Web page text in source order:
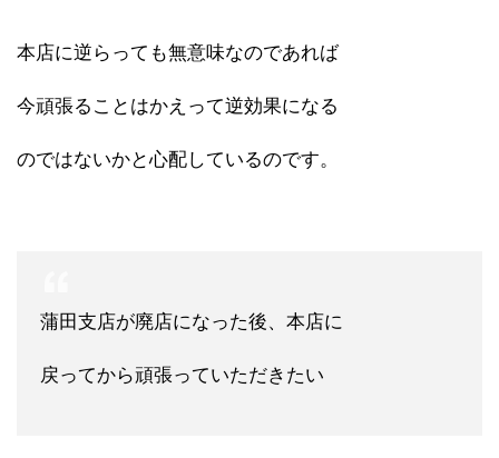
本店に逆らっても無意味なのであれば
今頑張ることはかえって逆効果になる
のではないかと心配しているのです。
蒲田支店が廃店になった後、本店に
戻ってから頑張っていただきたい